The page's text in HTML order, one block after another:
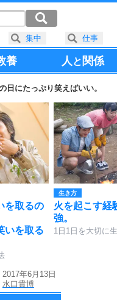
養 人と 関係
日にたっぷり笑えばいい。
を取るの
いを取る
生き方
火を起こす経
強。
1日1日を大切に
年6月13日
水口貴博
集中 仕事